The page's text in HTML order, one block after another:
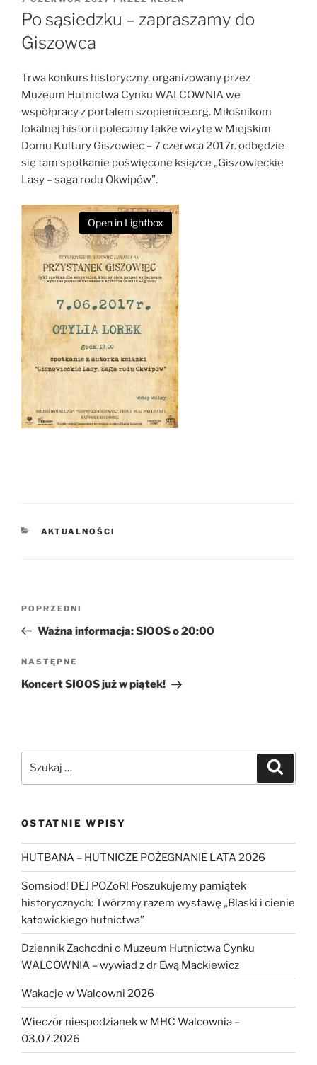
W
Po sąsiedzku – zapraszamy do
Giszowca
Trwa konkurs historyczny, organizowany przez
Muzeum Hutnictwa Cynku WALCOWNIA we
współpracy z portalem szopienice.org. Miłośnikom
lokalnej historii polecamy także wizytę w Miejskim
Domu Kultury Giszowiec – 7 czerwca 2017r. odbędzie
się tam spotkanie poświęcone książce „Giszowieckie
Lasy – saga rodu Okwipów”.
Open in Lightbox
KATEGORIE
AKTUALNOŚCI
Poprzedni
wpis
POPRZEDNI
Ważna informacja: SIOOS o 20:00
Następny
wpis
NASTĘPNE
Koncert SIOOS już w piątek!
OSTATNIE WPISY
HUTBANA – HUTNICZE POŻEGNANIE LATA 2026
Somsiod! DEJ POZōR! Poszukujemy pamiątek
historycznych: Twórzmy razem wystawę „Blaski i cienie
katowickiego hutnictwa”
Dziennik Zachodni o Muzeum Hutnictwa Cynku
WALCOWNIA – wywiad z dr Ewą Mackiewicz
Wakacje w Walcowni 2026
Wieczór niespodzianek w MHC Walcownia –
03.07.2026